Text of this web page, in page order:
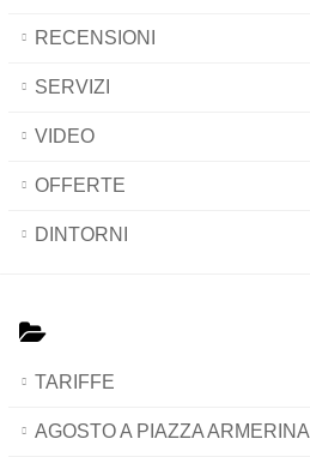
RECENSIONI
SERVIZI
VIDEO
OFFERTE
DINTORNI
TARIFFE
AGOSTO A PIAZZA ARMERINA